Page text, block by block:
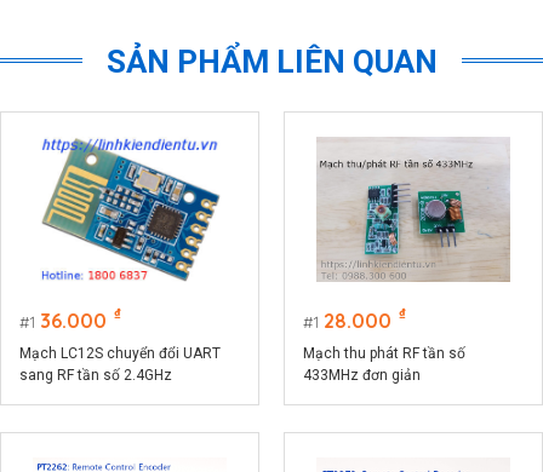
SẢN PHẨM LIÊN QUAN
1 36.000 ₫
Mạch LC12S chuyển đổi UART
sang RF tần số 2.4GHz
1 28.000 ₫
Mạch thu phát RF tần số
433MHz đơn giản